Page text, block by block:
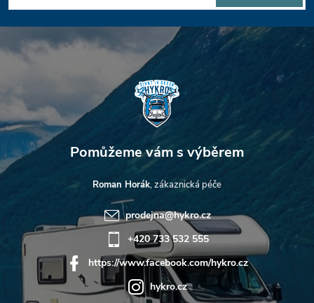
a
t
í
Roman Horák
prodejna@hykro.cz
+420 733 532 555
https://www.facebook.com/hykro.cz
hykro.cz